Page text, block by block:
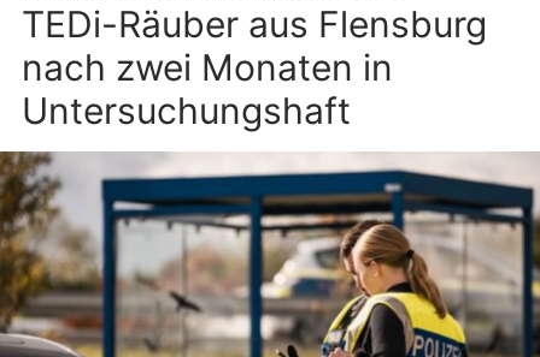
TEDi-Räuber aus Flensburg
nach zwei Monaten in
Untersuchungshaft